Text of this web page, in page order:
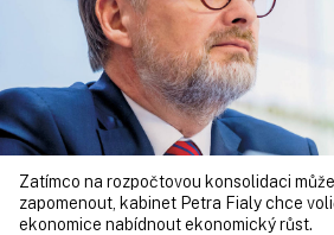
Zatímco na rozpočtovou konsolidaci
zapomenout, kabinet Petra Fialy chce
ekonomice nabídnout ekonomický růst.